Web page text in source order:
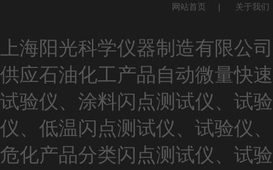
网站首页 | 关于我们
上海阳光科学仪器制造有限公
供应石油化工产品自动微量快
试验仪、涂料闪点测试仪、试
仪、低温闪点测试仪、试验仪
危化产品分类闪点测试仪、试